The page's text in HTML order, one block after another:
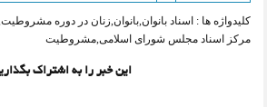
کلیدواژه ها : اسناد بانوان,بانوان,زنان در دوره مشروطیت
مرکز اسناد مجلس شورای اسلامی,مشروطیت
این خبر را به اشتراک